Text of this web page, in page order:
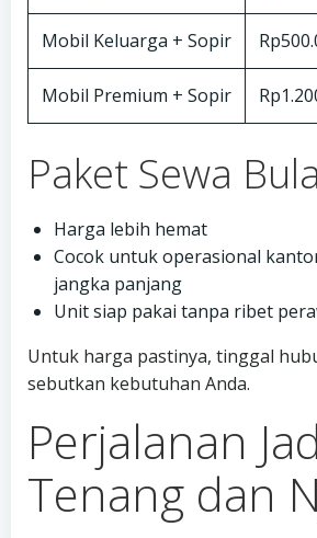
Mobil Keluarga + Sopir
Mobil Premium + Sopir
Paket Sewa
Harga lebih hemat
Cocok untuk operasional
jangka panjang
Unit siap pakai tanpa ribet
Untuk harga pastinya, tinggal
sebutkan kebutuhan Anda.
Perjalanan
Tenang dan